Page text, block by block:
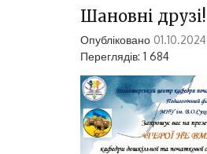
Шановні друзі!
Опубліковано 01.10.2024
Переглядів: 1 684